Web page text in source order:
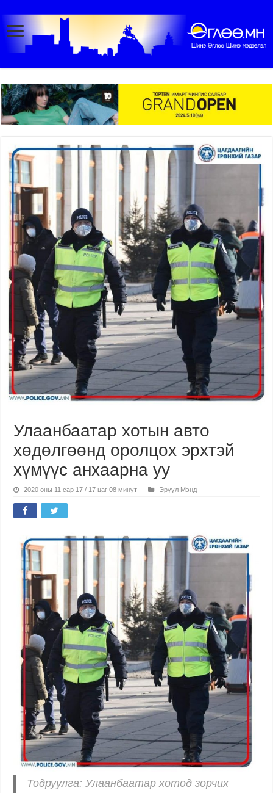
Улаанбаатар хотын авто
хөдөлгөөнд оролцох эрхтэй
хүмүүс анхаарна уу
2020 оны 11 сар 17 / 17 цаг 08 минут Эрүүл Мэнд
Тодруулга: Улаанбаатар хотод зорчих